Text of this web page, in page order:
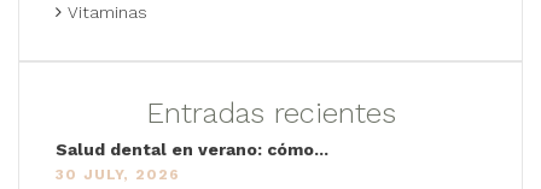
Vitaminas
Entradas recientes
Salud dental en verano: cómo...
30 JULY, 2026